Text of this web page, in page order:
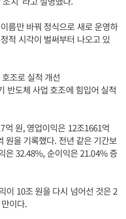
름만 바꿔 정식으로 새로 운영하
적 시각이 벌써부터 나오고 있
조로 실적 개선
반도체 사업 호조에 힘입어 실적
억 원, 영업이익은 12조1661억
원을 기록했다. 전년 같은 기간보
은 32.48%, 순이익은 21.04% 증
이 10조 원을 다시 넘어선 것은 2
이다.